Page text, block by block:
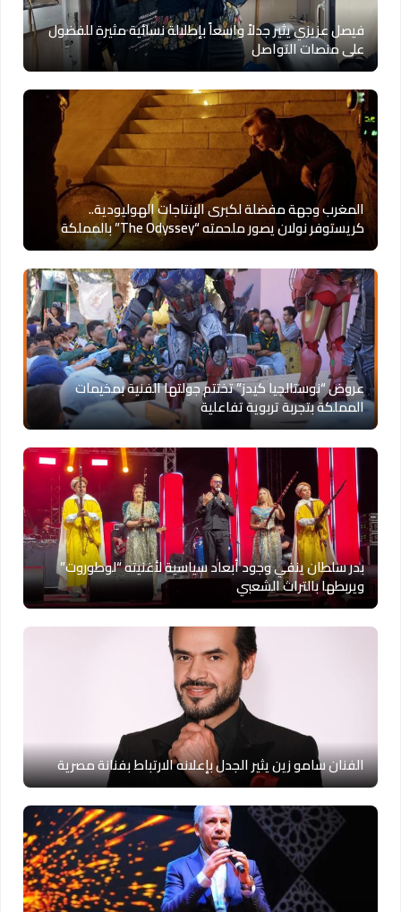
فيصل عزيزي يثير جدلاً واسعاً بإطلالة نسائية مثيرة للفضول
على منصات التواصل
المغرب وجهة مفضلة لكبرى الإنتاجات الهوليودية..
كريستوفر نولان يصور ملحمته “The Odyssey” بالمملكة
عروض “نوستالجيا كيدز” تختتم جولتها الفنية بمخيمات
المملكة بتجربة تربوية تفاعلية
بدر سلطان ينفي وجود أبعاد سياسية لأغنيته “لوطوروت”
ويربطها بالتراث الشعبي
الفنان سامو زين يثير الجدل بإعلانه الارتباط بفنانة مصرية